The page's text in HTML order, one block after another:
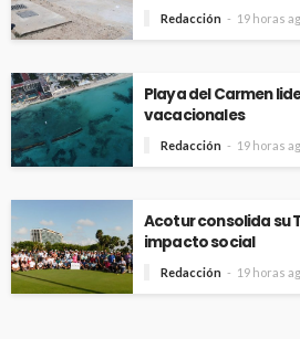
Redacción 19 horas
Playa del Carmen
vacacionales
Redacción 19 horas
Acotur consolida su
impacto social
Redacción 19 horas